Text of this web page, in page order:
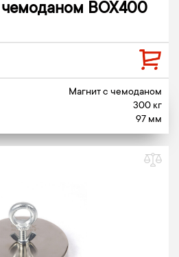
BOX400
Магнит c чемоданом
300 кг
97 мм